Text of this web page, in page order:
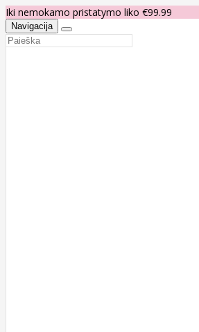
Iki nemokamo pristatymo liko €99.99
Navigacija